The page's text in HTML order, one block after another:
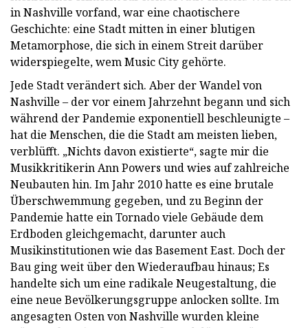
in Nashville vorfand, war eine chaotischere
Geschichte: eine Stadt mitten in einer blutigen
Metamorphose, die sich in einem Streit darüber
widerspiegelte, wem Music City gehörte.
Jede Stadt verändert sich. Aber der Wandel von
Nashville – der vor einem Jahrzehnt begann und sich
während der Pandemie exponentiell beschleunigte –
hat die Menschen, die die Stadt am meisten lieben,
verblüfft. „Nichts davon existierte“, sagte mir die
Musikkritikerin Ann Powers und wies auf zahlreiche
Neubauten hin. Im Jahr 2010 hatte es eine brutale
Überschwemmung gegeben, und zu Beginn der
Pandemie hatte ein Tornado viele Gebäude dem
Erdboden gleichgemacht, darunter auch
Musikinstitutionen wie das Basement East. Doch der
Bau ging weit über den Wiederaufbau hinaus; Es
handelte sich um eine radikale Neugestaltung, die
eine neue Bevölkerungsgruppe anlocken sollte. Im
angesagten Osten von Nashville wurden kleine